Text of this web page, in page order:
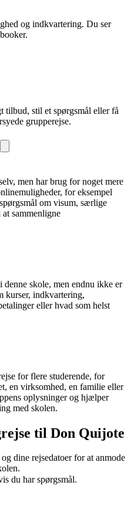
og indkvartering. Du ser
tilbud, stil et spørgsmål eller få
grupperejse.
men har brug for noget mere
for eksempel
om visum, særlige
sammenligne
skole, men endnu ikke er
kurser, indkvartering,
eller hvad som helst
for flere studerende, for
en virksomhed, en familie eller
oplysninger og hjælper
med skolen.
til Don Quijote
dine rejsedatoer for at anmode
du har spørgsmål.